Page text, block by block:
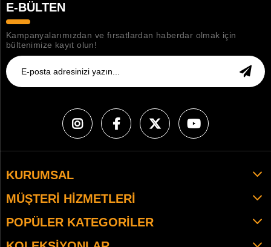
E-BÜLTEN
Kampanyalarımızdan ve fırsatlardan haberdar olmak için
bültenimize kayıt olun!
KURUMSAL
MÜŞTERI HIZMETLERI
POPÜLER KATEGORILER